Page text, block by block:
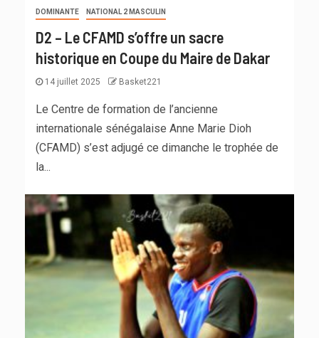
DOMINANTE NATIONAL 2 MASCULIN
D2 – Le CFAMD s’offre un sacre
historique en Coupe du Maire de Dakar
14 juillet 2025 Basket221
Le Centre de formation de l’ancienne
internationale sénégalaise Anne Marie Dioh
(CFAMD) s’est adjugé ce dimanche le trophée de
la...